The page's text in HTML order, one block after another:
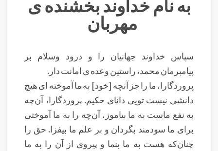
مهربان
سپاس خداوند جهانیان را و درود وسلام بر
پیامبرمان محمد، راستین وعده ی امانت دار.
پروردگارا، ما را جز آنچه [خود] به ما آموخته‏ اى هيچ
دانشى نيست تويى داناى حكيم. پروردگارا، آن‌چه
به نفع ماست به ما بیاموز، آن‌چه را به ما آموختی
برای ما سودمند بگردان و بر علم ما بیفزا. حق را
چنان‌که هست به ما بنما و پیروی از آن را به ما